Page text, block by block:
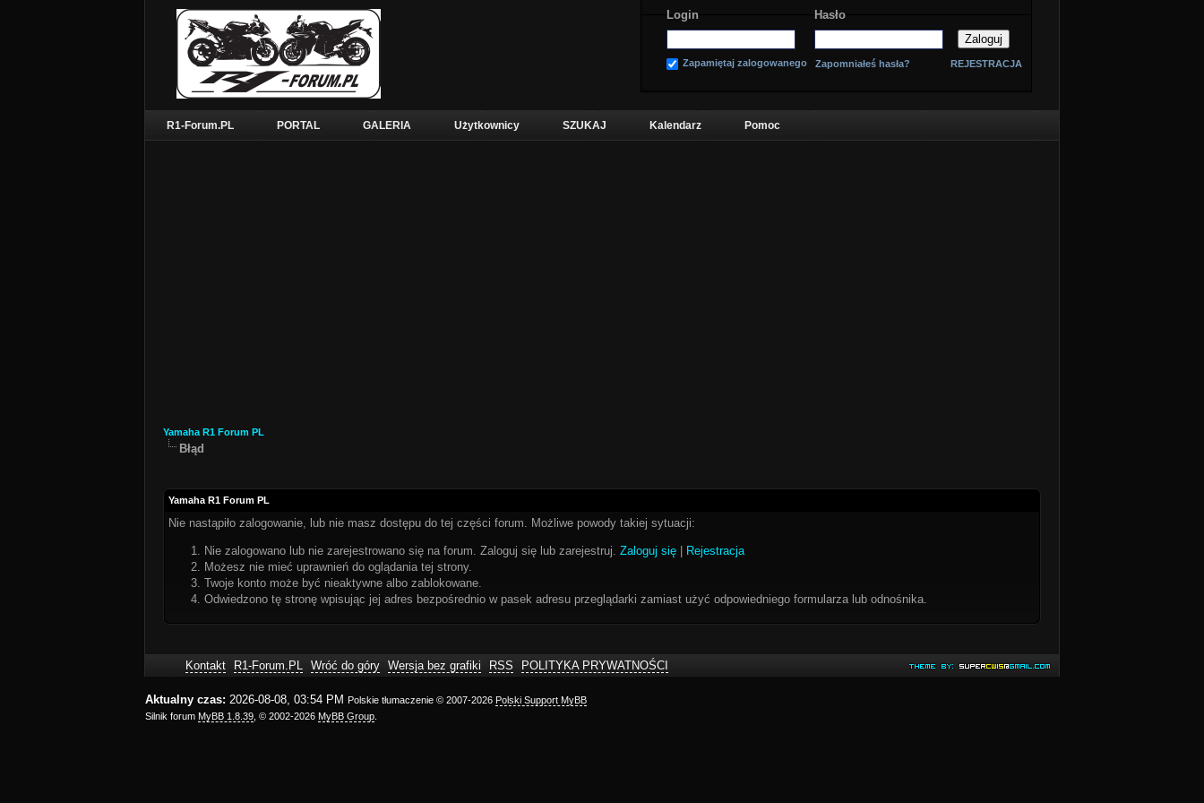
Login Hasło
Zapamiętaj zalogowanego Zapomniałeś hasła? REJESTRACJA
R1-Forum.PL PORTAL GALERIA Użytkownicy SZUKAJ Kalendarz Pomoc
Yamaha R1 Forum PL
Błąd
Yamaha R1 Forum PL
Nie nastąpiło zalogowanie, lub nie masz dostępu do tej części forum. Możliwe powody takiej sytuacji:
Nie zalogowano lub nie zarejestrowano się na forum. Zaloguj się lub zarejestruj. Zaloguj się
Rejestracja
Możesz nie mieć uprawnień do oglądania tej strony.
Twoje konto może być nieaktywne albo zablokowane.
Odwiedzono tę stronę wpisując jej adres bezpośrednio w pasek adresu przeglądarki zamiast użyć odpowiedniego formularza lub odnośnika.
Kontakt R1-Forum.PL Wróć do góry Wersja bez grafiki RSS POLITYKA PRYWATNOŚCI
Aktualny czas: 2026-08-08, 03:54 PM Polskie tłumaczenie © 2007-2026 Polski Support MyBB
Silnik forum MyBB 1.8.39 , © 2002-2026 MyBB Group